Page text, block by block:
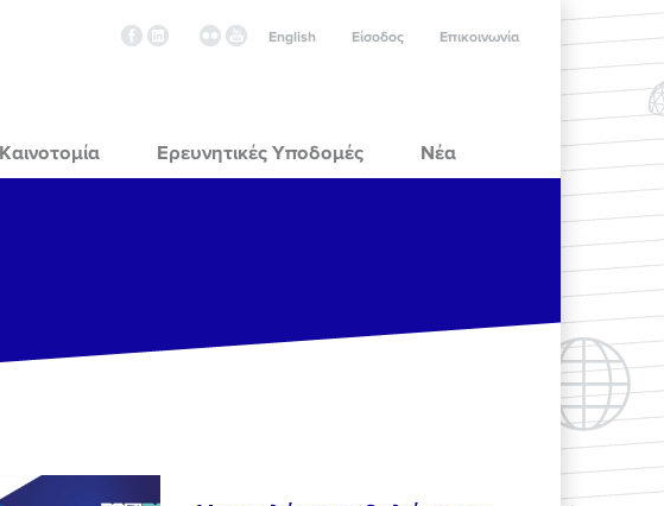
Επικοινωνία
Είσοδος
English
Καινοτομία Ερευνητικές Υποδομές Νέα